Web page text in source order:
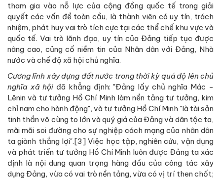
tham gia vào nỗ lực của cộng đồng quốc tế trong giải
quyết các vấn đề toàn cầu, là thành viên có uy tín, trách
nhiệm, phát huy vai trò tích cực tại các thể chế khu vực và
quốc tế. Vai trò lãnh đạo, uy tín của Đảng tiếp tục được
nâng cao, củng cố niềm tin của Nhân dân với Đảng, Nhà
nước và chế độ xã hội chủ nghĩa.
Cương lĩnh xây dựng đất nước trong thời kỳ quá độ lên chủ
nghĩa xã hội đã khẳng định: "Đảng lấy chủ nghĩa Mác -
Lênin và tư tưởng Hồ Chí Minh làm nền tảng tư tưởng, kim
chỉ nam cho hành động", và tư tưởng Hồ Chí Minh "là tài sản
tinh thần vô cùng to lớn và quý giá của Đảng và dân tộc ta,
mãi mãi soi đường cho sự nghiệp cách mạng của nhân dân
ta giành thắng lợi".[3] Việc học tập, nghiên cứu, vận dụng
và phát triển tư tưởng Hồ Chí Minh luôn được Đảng ta xác
định là nội dung quan trọng hàng đầu của công tác xây
dựng Đảng, vừa có vai trò nền tảng, vừa có vị trí then chốt;